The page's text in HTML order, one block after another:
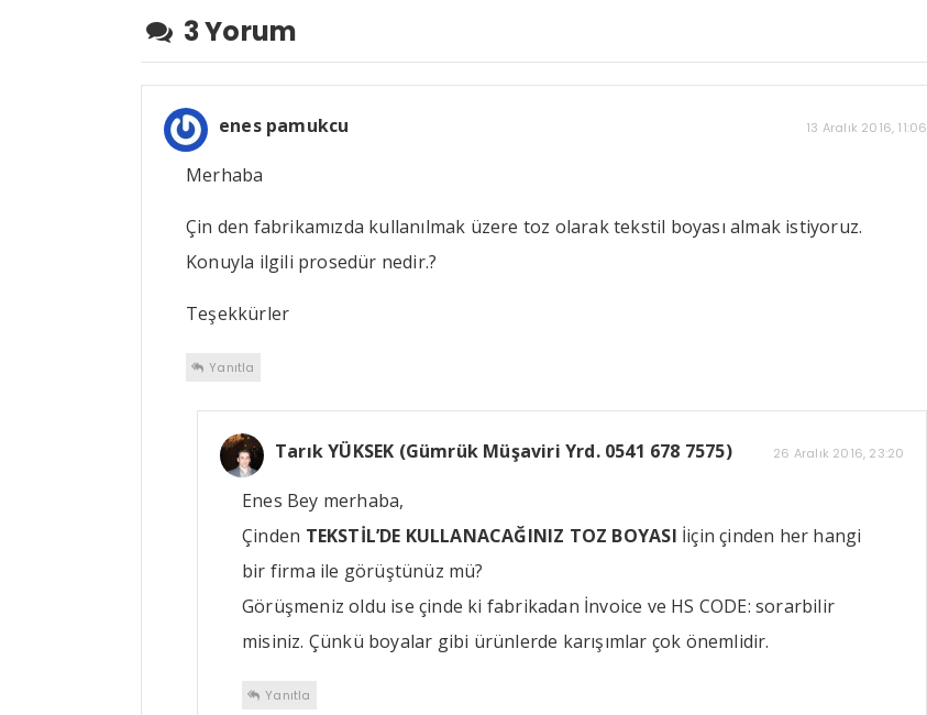
3 Yorum
enes pamukcu 13 Aralık 2016, 11:06
Merhaba
Çin den fabrikamızda kullanılmak üzere toz olarak tekstil boyası almak istiyoruz.
Konuyla ilgili prosedür nedir.?
Teşekkürler
Yanıtla
Tarık YÜKSEK (Gümrük Müşaviri Yrd. 0541 678 7575) 26 Aralık 2016, 23:20
Enes Bey merhaba,
Çinden TEKSTİL’DE KULLANACAĞINIZ TOZ BOYASI İiçin çinden her hangi
bir firma ile görüştünüz mü?
Görüşmeniz oldu ise çinde ki fabrikadan İnvoice ve HS CODE: sorarbilir
misiniz. Çünkü boyalar gibi ürünlerde karışımlar çok önemlidir.
Yanıtla